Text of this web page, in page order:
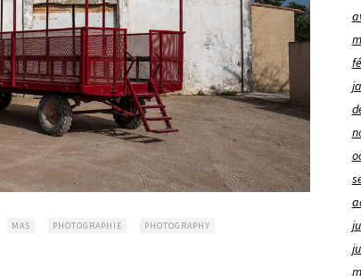
MAS PHOTOGRAPHIE PHOTOGRAPHY